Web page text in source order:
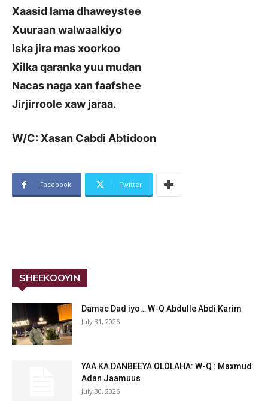
Xaasid lama dhaweystee
Xuuraan walwaalkiyo
Iska jira mas xoorkoo
Xilka qaranka yuu mudan
Nacas naga xan faafshee
Jirjirroole xaw jaraa.
W/C: Xasan Cabdi Abtidoon
Facebook Twitter
SHEEKOOYIN
Damac Dad iyo… W-Q Abdulle Abdi Karim
July 31, 2026
YAA KA DANBEEYA OLOLAHA: W-Q : Maxmud
Adan Jaamuus
July 30, 2026